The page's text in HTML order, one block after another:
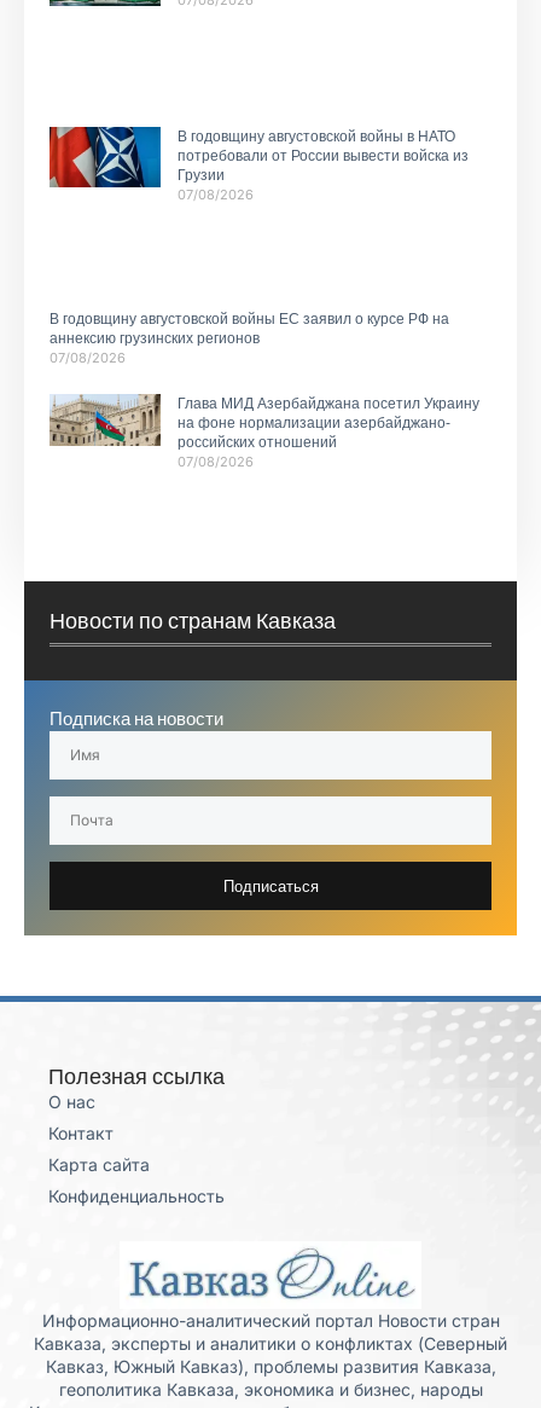
В годовщину августовской войны в НАТО
потребовали от России вывести войска из
Грузии
07/08/2026
В годовщину августовской войны ЕС заявил о курсе РФ на
аннексию грузинских регионов
07/08/2026
Глава МИД Азербайджана посетил Украину
на фоне нормализации азербайджано-
российских отношений
07/08/2026
Новости по странам Кавказа
Подписка на новости
Подписаться
Полезная ссылка
О нас
Контакт
Карта сайта
Конфиденциальность
Информационно-аналитический портал Новости стран
Кавказа, эксперты и аналитики о конфликтах (Северный
Кавказ, Южный Кавказ), проблемы развития Кавказа,
геополитика Кавказа, экономика и бизнес, народы